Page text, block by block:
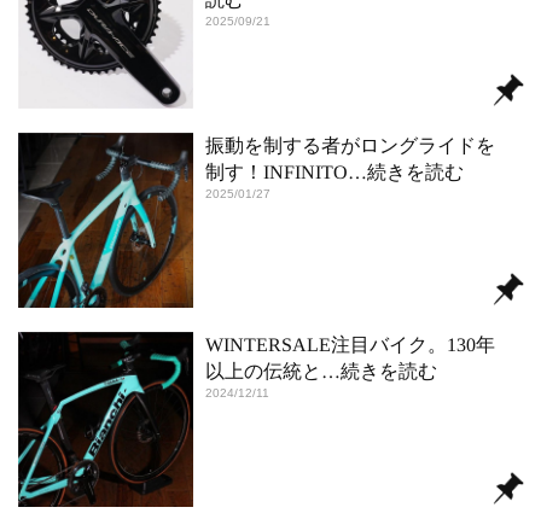
2025/09/21
振動を制する者がロングライドを
制す！INFINITO…続きを読む
2025/01/27
WINTERSALE注目バイク。130年
以上の伝統と …続きを読む
2024/12/11